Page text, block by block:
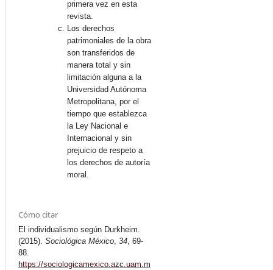
primera vez en esta
revista.
Los derechos
patrimoniales de la obra
son transferidos de
manera total y sin
limitación alguna a la
Universidad Autónoma
Metropolitana, por el
tiempo que establezca
la Ley Nacional e
Internacional y sin
prejuicio de respeto a
los derechos de autoría
moral.
Cómo citar
El individualismo según Durkheim.
(2015). Sociológica México 34 , 69-
88.
https://sociologicamexico.azc.uam.m